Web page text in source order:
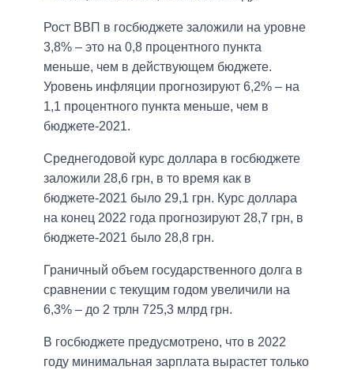
Рост ВВП в госбюджете заложили на уровне
3,8% – это на 0,8 процентного пункта
меньше, чем в действующем бюджете.
Уровень инфляции прогнозируют 6,2% – на
1,1 процентного пункта меньше, чем в
бюджете-2021.
Среднегодовой курс доллара в госбюджете
заложили 28,6 грн, в то время как в
бюджете-2021 было 29,1 грн. Курс доллара
на конец 2022 года прогнозируют 28,7 грн, в
бюджете-2021 было 28,8 грн.
Граничный объем государственного долга в
сравнении с текущим годом увеличили на
6,3% – до 2 трлн 725,3 млрд грн.
В госбюджете предусмотрено, что в 2022
году минимальная зарплата вырастет только